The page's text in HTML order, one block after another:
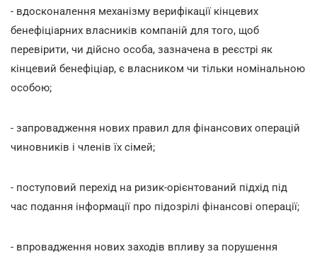
- вдосконалення механізму верифікації кінцевих
бенефіціарних власників компаній для того, щоб
перевірити, чи дійсно особа, зазначена в реєстрі як
кінцевий бенефіціар, є власником чи тільки номінальною
особою;
- запровадження нових правил для фінансових операцій
чиновників і членів їх сімей;
- поступовий перехід на ризик-орієнтований підхід під
час подання інформації про підозрілі фінансові операції;
- впровадження нових заходів впливу за порушення